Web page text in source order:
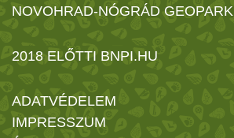
NOVOHRAD-NÓGRÁD GEOPARK
2018 ELŐTTI BNPI.HU
ADATVÉDELEM
IMPRESSZUM